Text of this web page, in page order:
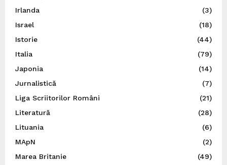
Irlanda
(3)
Israel
(18)
Istorie
(44)
Italia
(79)
Japonia
(14)
Jurnalistică
(7)
Liga Scriitorilor Români
(21)
Literatură
(28)
Lituania
(6)
MApN
(2)
Marea Britanie
(49)